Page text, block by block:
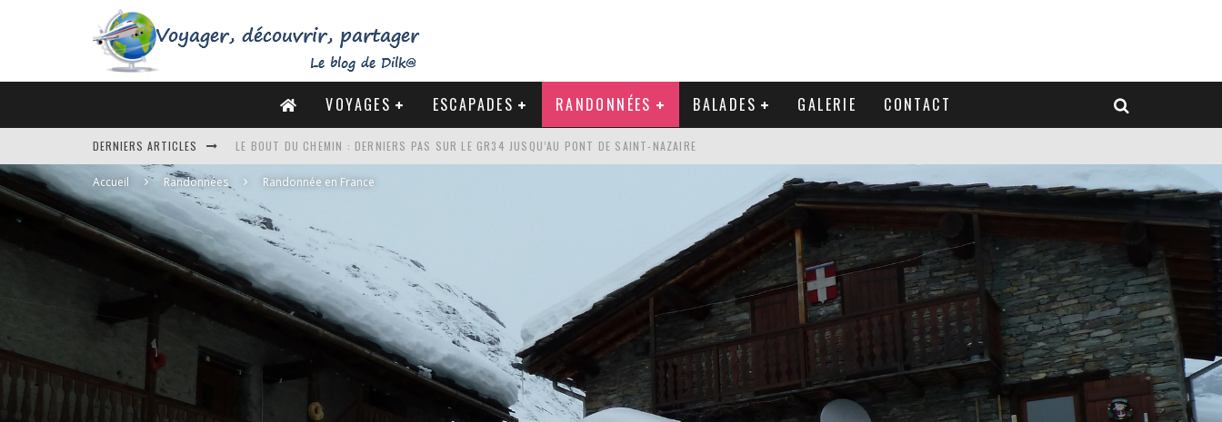
VOYAGES ESCAPADES RANDONNÉES BALADES GALERIE CONTACT
DERNIERS ARTICLES
LE BOUT DU CHEMIN : DERNIERS PAS SUR LE GR34 JUSQU’AU PONT DE SAINT-NAZAIRE
DE LA CÔTE SAUVAGE À LA BAIE DE LA BAULE
DES MARAIS SALANTS DE GUÉRANDE À LA CÔTE SAUVAGE DU CROISIC
DU MONT SAINT-MICHEL À SAINT-NAZAIRE : PAS À PAS VERS MES RACINES
Accueil Randonnées Randonnée en France